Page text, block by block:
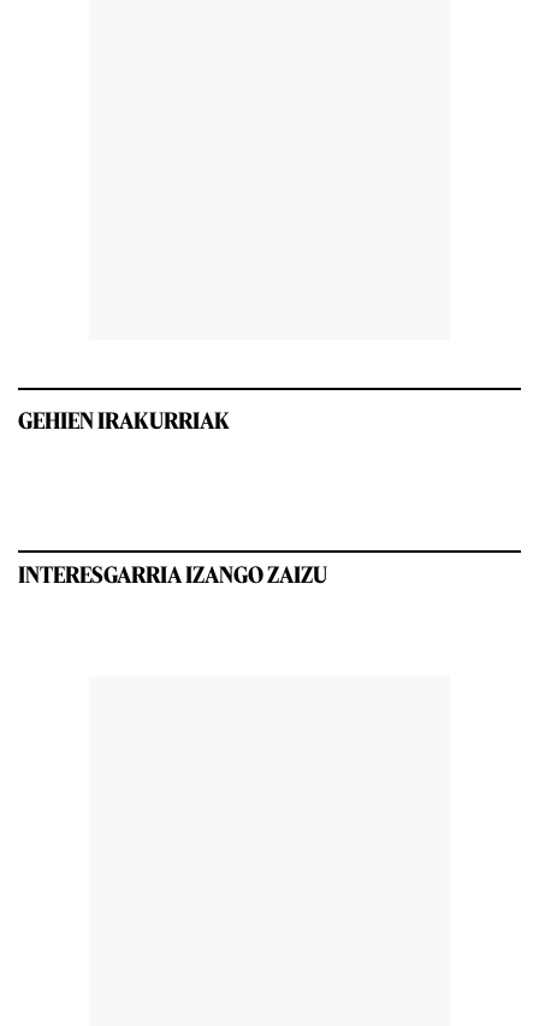
GEHIEN IRAKURRIAK
INTERESGARRIA IZANGO ZAIZU